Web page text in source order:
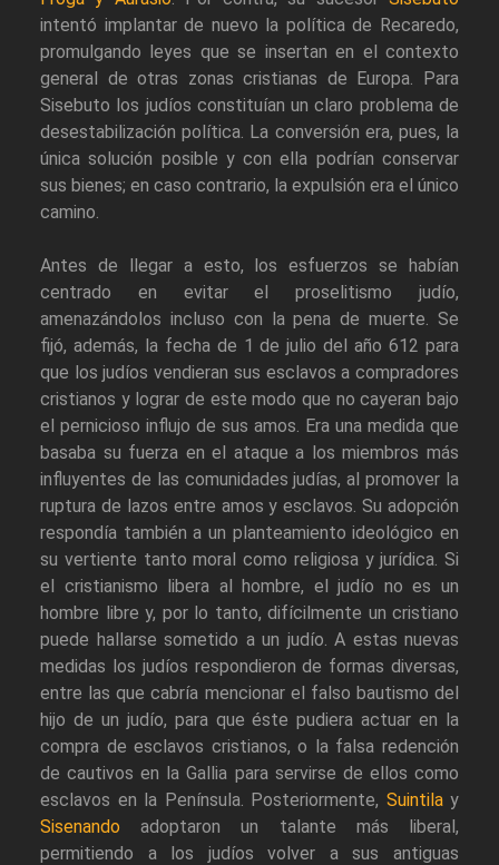
intentó implantar de nuevo la política de Recaredo,
promulgando leyes que se insertan en el contexto
general de otras zonas cristianas de Europa. Para
Sisebuto los judíos constituían un claro problema de
desestabilización política. La conversión era, pues, la
única solución posible y con ella podrían conservar
sus bienes; en caso contrario, la expulsión era el único
camino.
Antes de llegar a esto, los esfuerzos se habían
centrado en evitar el proselitismo judío,
amenazándolos incluso con la pena de muerte. Se
fijó, además, la fecha de 1 de julio del año 612 para
que los judíos vendieran sus esclavos a compradores
cristianos y lograr de este modo que no cayeran bajo
el pernicioso influjo de sus amos. Era una medida que
basaba su fuerza en el ataque a los miembros más
influyentes de las comunidades judías, al promover la
ruptura de lazos entre amos y esclavos. Su adopción
respondía también a un planteamiento ideológico en
su vertiente tanto moral como religiosa y jurídica. Si
el cristianismo libera al hombre, el judío no es un
hombre libre y, por lo tanto, difícilmente un cristiano
puede hallarse sometido a un judío. A estas nuevas
medidas los judíos respondieron de formas diversas,
entre las que cabría mencionar el falso bautismo del
hijo de un judío, para que éste pudiera actuar en la
compra de esclavos cristianos, o la falsa redención
de cautivos en la Gallia para servirse de ellos como
esclavos en la Península. Posteriormente, Suintilay
Sisenando adoptaron un talante más liberal,
permitiendo a los judíos volver a sus antiguas